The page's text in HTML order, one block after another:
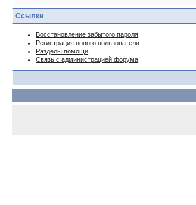
Ссылки
Восстановление забытого пароля
Регистрация нового пользователя
Разделы помощи
Связь с администрацией форума